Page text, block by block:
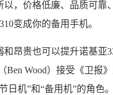
以，价格低廉、品质可靠
变成你的备用手机。
和昂贵也可以提升诺基亚
Ben Wood）接受《卫报
日机”和“备用机”的角色。